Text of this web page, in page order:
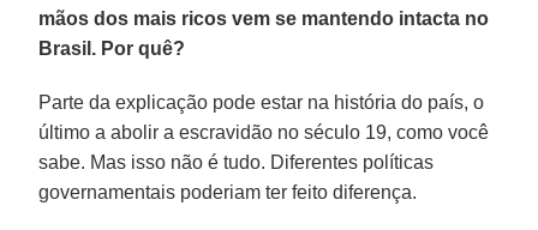
mãos dos mais ricos vem se mantendo intacta no
Brasil. Por quê?
Parte da explicação pode estar na história do país, o
último a abolir a escravidão no século 19, como você
sabe. Mas isso não é tudo. Diferentes políticas
governamentais poderiam ter feito diferença.